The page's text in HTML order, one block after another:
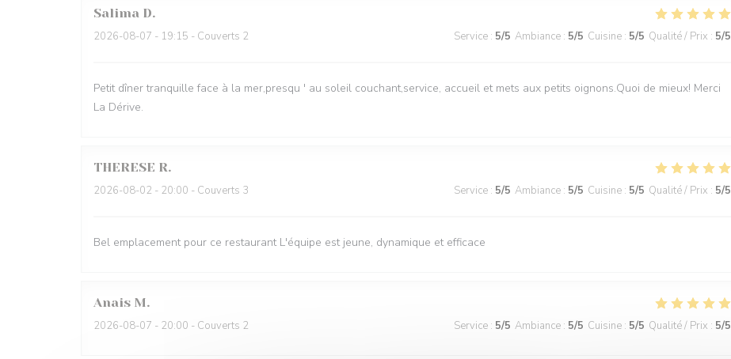
Salima D
2026-08-07 - 19:15 - Couverts 2 Service : 5/5 Ambiance : 5/5 Cuisine : 5/5 Qualité / Prix : 5/5
Petit dîner tranquille face à la mer,presqu ' au soleil couchant,service, accueil et mets aux petits oignons.Quoi de mieux! Merci
La Dérive.
THERESE R
2026-08-02 - 20:00 - Couverts 3 Service : 5/5 Ambiance : 5/5 Cuisine : 5/5 Qualité / Prix : 5/5
Bel emplacement pour ce restaurant L'équipe est jeune, dynamique et efficace
Anais M
2026-08-07 - 20:00 - Couverts 2 Service : 5/5 Ambiance : 5/5 Cuisine : 5/5 Qualité / Prix : 5/5